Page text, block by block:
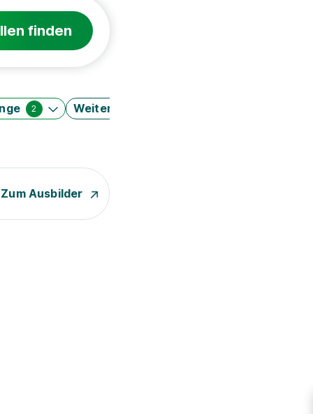
finden
2 Weitere Filter
Zum Ausbilder